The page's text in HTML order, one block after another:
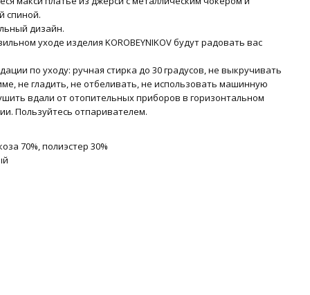
спиной.
дизайн.
уходе изделия KOROBEYNIKOV будут радовать вас
по уходу: ручная стирка до 30 градусов, не выкручивать
не гладить, не отбеливать, не использовать машинную
вдали от отопительных приборов в горизонтальном
Пользуйтесь отпаривателем.
70%, полиэстер 30%